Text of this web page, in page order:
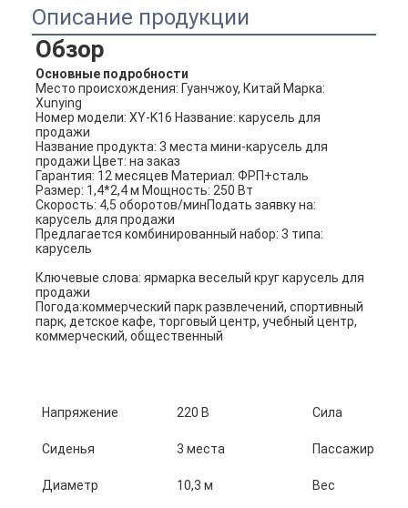
Описание продукции
Обзор
Основные подробности
Место происхождения: Гуанчжоу, Китай Марка:
Xunying
Номер модели: XY-K16 Название: карусель для
продажи
Название продукта: 3 места мини-карусель для
продажи Цвет: на заказ
Гарантия: 12 месяцев Материал: ФРП+сталь
Размер: 1,4*2,4 м Мощность: 250 Вт
Скорость: 4,5 оборотов/минПодать заявку на:
карусель для продажи
Предлагается комбинированный набор: 3 типа:
карусель
Ключевые слова: ярмарка веселый круг карусель для
продажи
Погода:коммерческий парк развлечений, спортивный
парк, детское кафе, торговый центр, учебный центр,
коммерческий, общественный
Напряжение 220 В Сила
Сиденья 3 места Пассажир
Диаметр 10,3 м Вес